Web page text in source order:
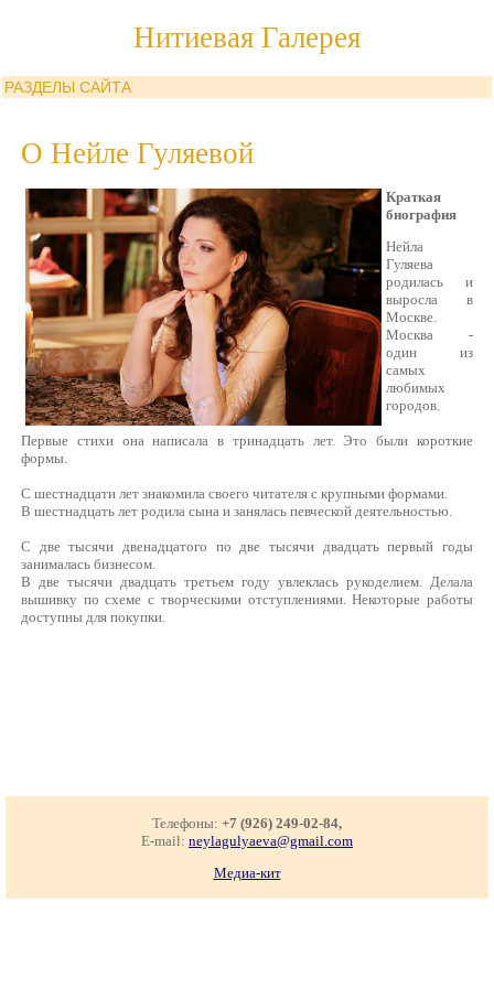
Нитиевая Галерея
РАЗДЕЛЫ САЙТА
О Нейле Гуляевой
Краткая
биография
Нейла
Гуляева
родилась и
выросла в
Москве.
Москва -
один из
самых
любимых
городов.
Первые стихи она написала в тринадцать лет. Это были короткие
формы.
С шестнадцати лет знакомила своего читателя с крупными формами.
В шестнадцать лет родила сына и занялась певческой деятельностью.
С две тысячи двенадцатого по две тысячи двадцать первый годы
занималась бизнесом.
В две тысячи двадцать третьем году увлеклась рукоделием. Делала
вышивку по схеме с творческими отступлениями. Некоторые работы
доступны для покупки.
Телефоны: +7 (926) 249-02-84,
E-mail: neylagulyaeva@gmail.com
Медиа-кит